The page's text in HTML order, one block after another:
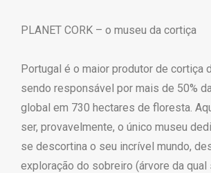
PLANET CORK – o museu da cortiça
Portugal é o maior produtor de cortiça
sendo responsável por mais de 50%
global em 730 hectares de floresta.
ser, provavelmente, o único museu
se descortina o seu incrível mundo,
exploração do sobreiro (árvore da qual